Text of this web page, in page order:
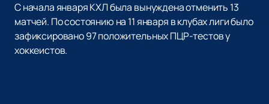
С начала января КХЛ была вынуждена отменить 13
матчей. По состоянию на 11 января в клубах лиги было
зафиксировано 97 положительных ПЦР-тестов у
хоккеистов.